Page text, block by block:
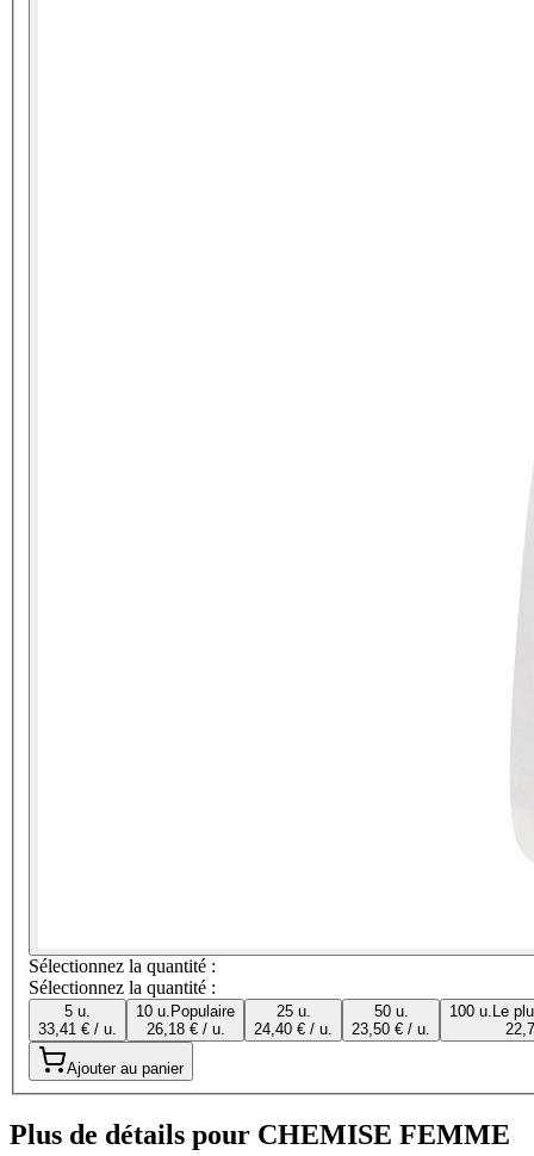
Sélectionnez la quantité :
Sélectionnez la quantité :
5 u.
33,41 € / u.
10 u. Populaire
26,18 € / u.
25 u.
24,40 € / u.
50 u.
23,50 € / u.
100 u. Le
Ajouter au panier
Plus de détails pour CHEMISE FEMME